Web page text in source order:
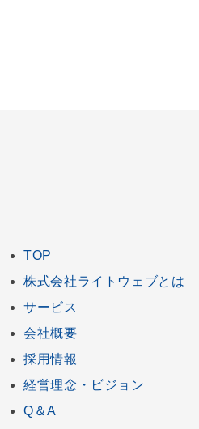
TOP
株式会社ライトウェブとは
サービス
会社概要
採用情報
経営理念・ビジョン
Q＆A